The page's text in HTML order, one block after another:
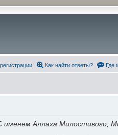
Как найти ответы? Где
именем Аллаха Милостивого,